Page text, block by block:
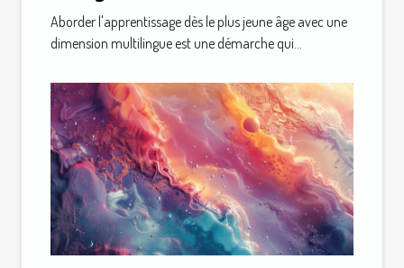
maternelles privées
Aborder l'apprentissage dès le plus jeune âge avec une
dimension multilingue est une démarche qui...